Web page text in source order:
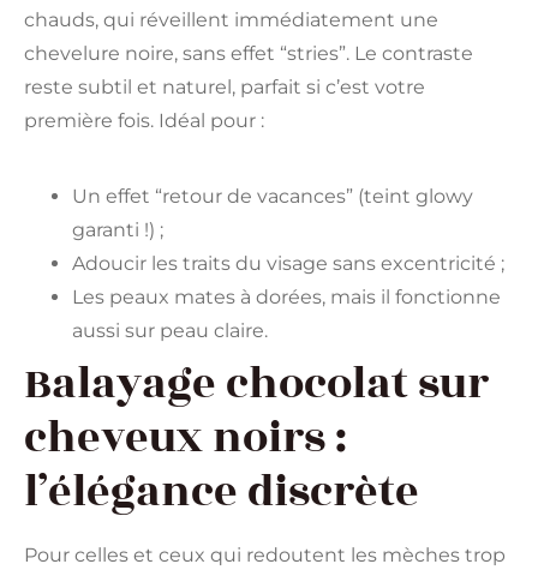
chauds, qui réveillent immédiatement une
chevelure noire, sans effet “stries”. Le contraste
reste subtil et naturel, parfait si c’est votre
première fois. Idéal pour :
Un effet “retour de vacances” (teint glowy
garanti !) ;
Adoucir les traits du visage sans excentricité ;
Les peaux mates à dorées, mais il fonctionne
aussi sur peau claire.
Balayage chocolat sur
cheveux noirs :
l’élégance discrète
Pour celles et ceux qui redoutent les mèches trop